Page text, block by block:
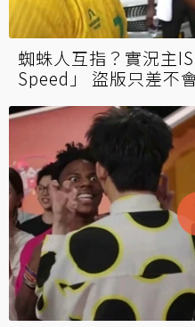
蜘蛛人互指？實況主
Speed」 盜版只差不